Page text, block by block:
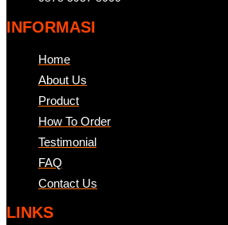
INFORMASI
Home
About Us
Product
How To Order
Testimonial
FAQ
Contact Us
LINKS